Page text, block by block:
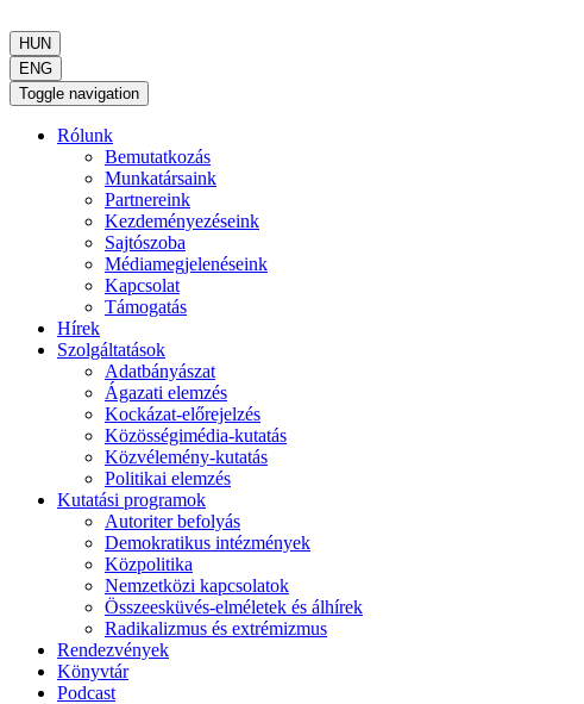
HUN
ENG
Toggle navigation
Rólunk
Bemutatkozás
Munkatársaink
Partnereink
Kezdeményezéseink
Sajtószoba
Médiamegjelenéseink
Kapcsolat
Támogatás
Hírek
Szolgáltatások
Adatbányászat
Ágazati elemzés
Kockázat-előrejelzés
Közösségimédia-kutatás
Közvélemény-kutatás
Politikai elemzés
Kutatási programok
Autoriter befolyás
Demokratikus intézmények
Közpolitika
Nemzetközi kapcsolatok
Összeesküvés-elméletek és álhírek
Radikalizmus és extrémizmus
Rendezvények
Könyvtár
Podcast